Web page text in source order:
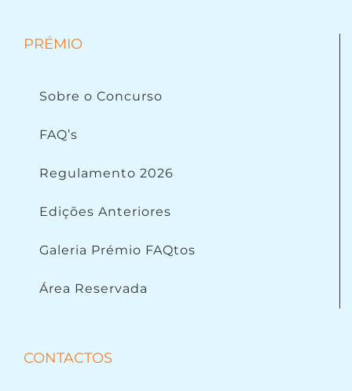
PRÉMIO
Sobre o Concurso
FAQ’s
Regulamento 2026
Edições Anteriores
Galeria Prémio FAQtos
Área Reservada
CONTACTOS